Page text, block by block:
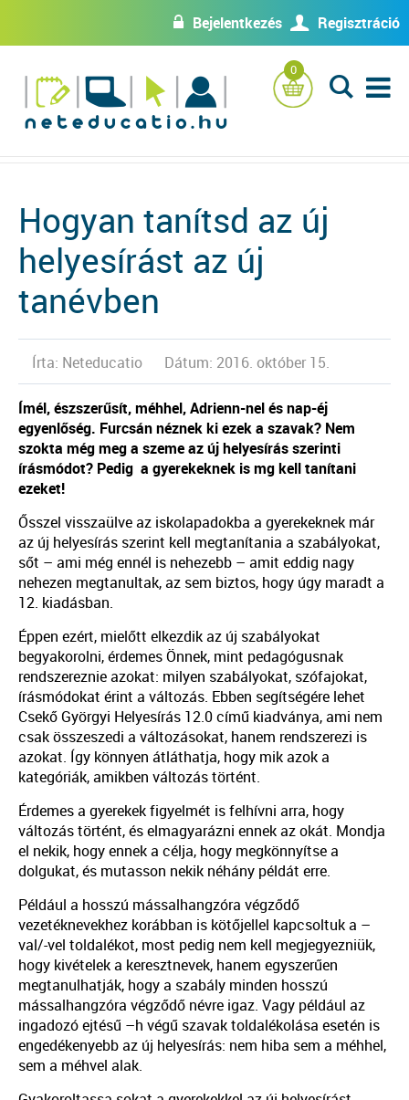
w Bejelentkezés U Regisztráció
0
L
Hogyan tanítsd az új
helyesírást az új
tanévben
Írta: Neteducatio Dátum: 2016. október 15.
Ímél, észszerűsít, méhhel, Adrienn-nel és nap-éj
egyenlőség. Furcsán néznek ki ezek a szavak? Nem
szokta még meg a szeme az új helyesírás szerinti
írásmódot? Pedig a gyerekeknek is mg kell tanítani
ezeket!
Ősszel visszaülve az iskolapadokba a gyerekeknek már
az új helyesírás szerint kell megtanítania a szabályokat,
sőt – ami még ennél is nehezebb – amit eddig nagy
nehezen megtanultak, az sem biztos, hogy úgy maradt a
12. kiadásban.
Éppen ezért, mielőtt elkezdik az új szabályokat
begyakorolni, érdemes Önnek, mint pedagógusnak
rendszereznie azokat: milyen szabályokat, szófajokat,
írásmódokat érint a változás. Ebben segítségére lehet
Csekő Györgyi Helyesírás 12.0 című kiadványa, ami nem
csak összeszedi a változásokat, hanem rendszerezi is
azokat. Így könnyen átláthatja, hogy mik azok a
kategóriák, amikben változás történt.
Érdemes a gyerekek figyelmét is felhívni arra, hogy
változás történt, és elmagyarázni ennek az okát. Mondja
el nekik, hogy ennek a célja, hogy megkönnyítse a
dolgukat, és mutasson nekik néhány példát erre.
Például a hosszú mássalhangzóra végződő
vezetéknevekhez korábban is kötőjellel kapcsoltuk a –
val/-vel toldalékot, most pedig nem kell megjegyezniük,
hogy kivételek a keresztnevek, hanem egyszerűen
megtanulhatják, hogy a szabály minden hosszú
mássalhangzóra végződő névre igaz. Vagy például az
ingadozó ejtésű –h végű szavak toldalékolása esetén is
engedékenyebb az új helyesírás: nem hiba sem a méhhel,
sem a méhvel alak.